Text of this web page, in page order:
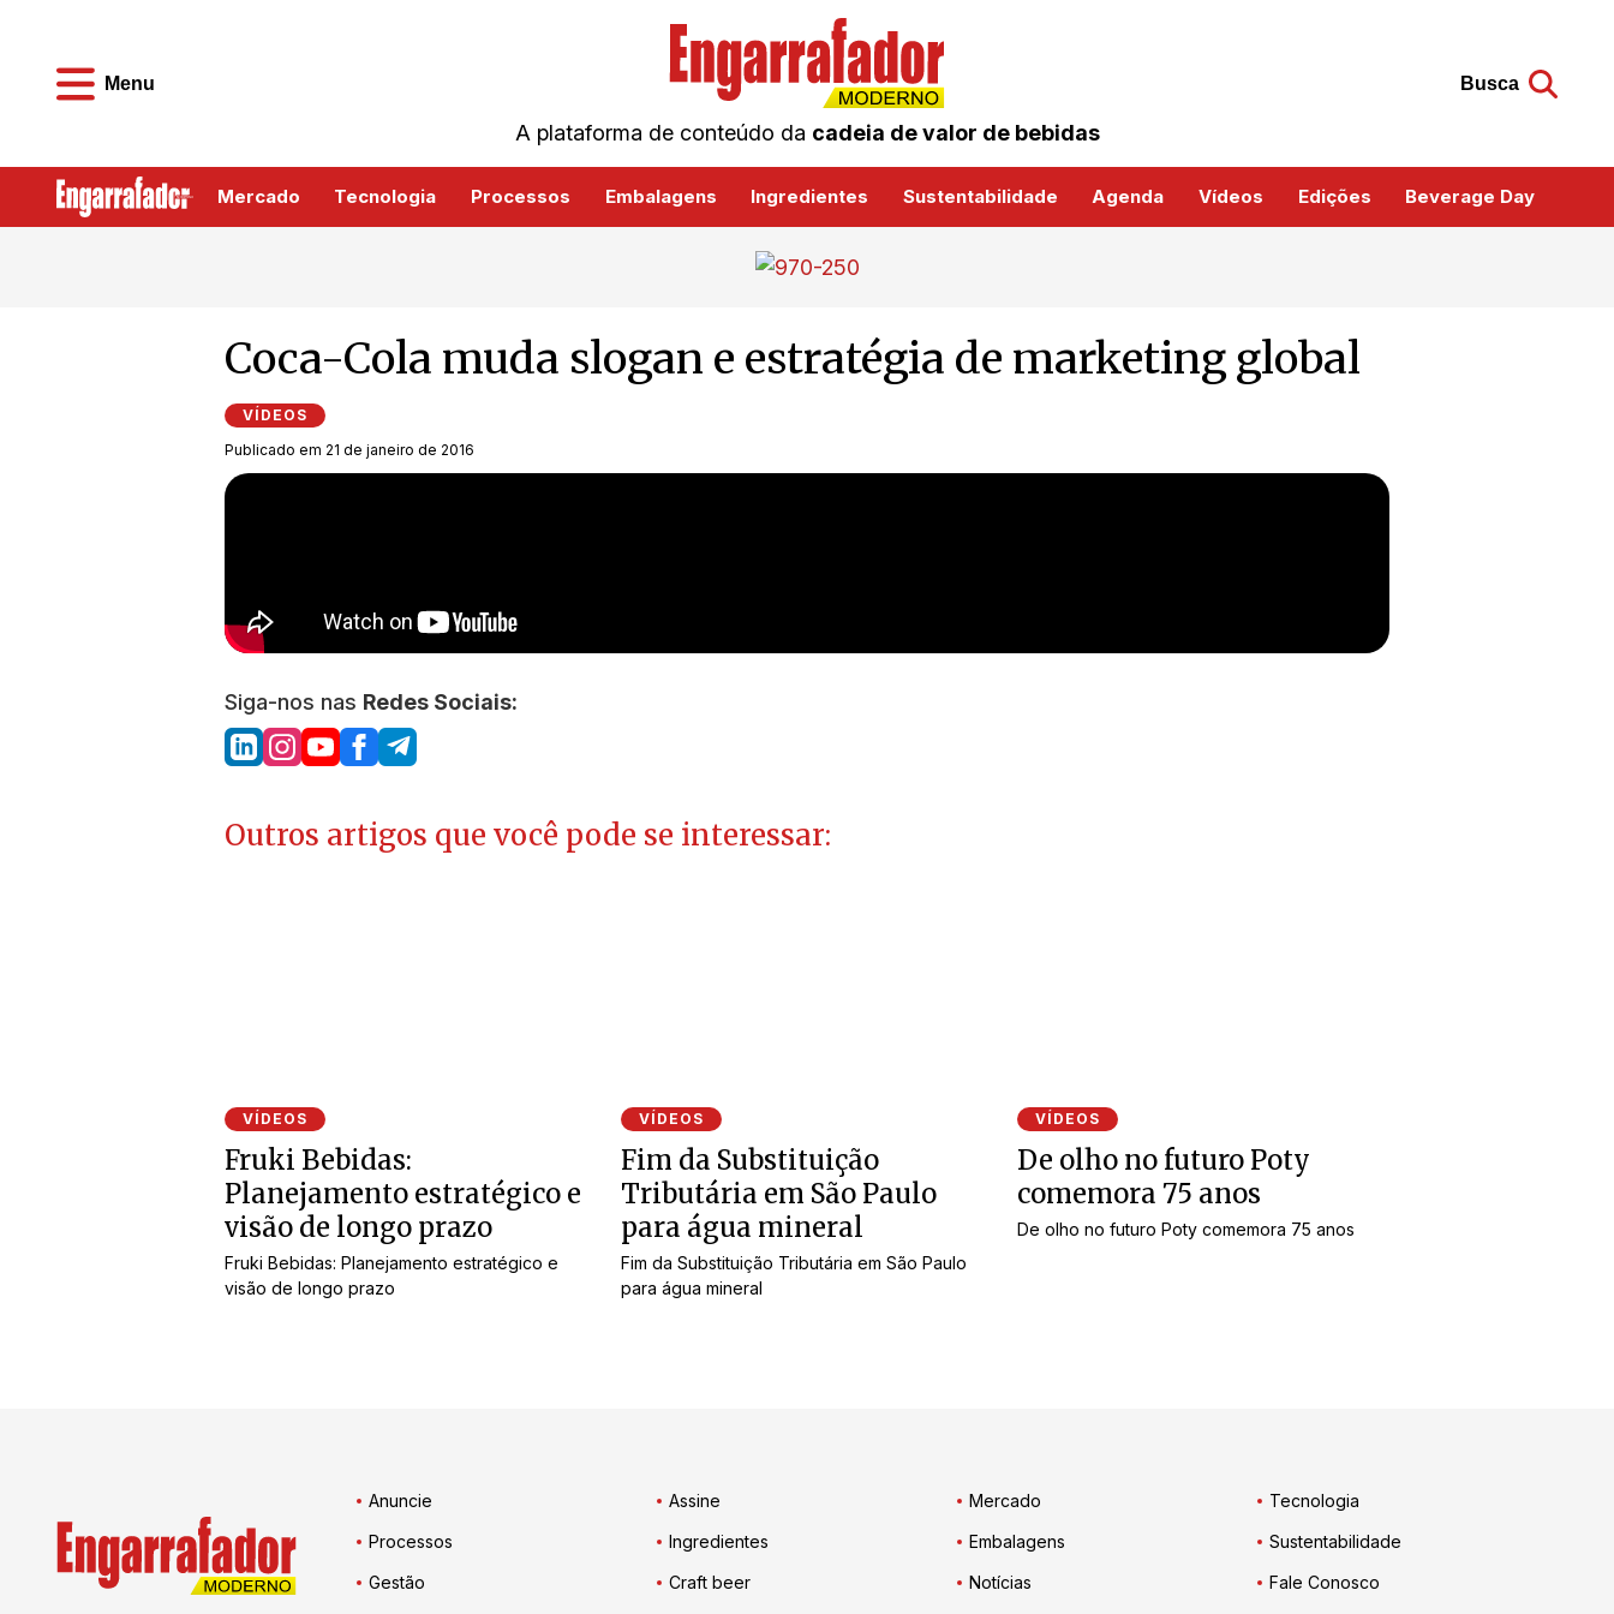
Menu
A plataforma de conteúdo da cadeia de valor de bebidas
Busca
Mercado Tecnologia Processos Embalagens Ingredientes Sustentabilidade Agenda Vídeos Edições Beverage Day
Coca-Cola muda slogan e estratégia de marketing global
VÍDEOS
Publicado em 21 de janeiro de 2016
Siga-nos nas Redes Sociais:
Outros artigos que você pode se interessar:
VÍDEOS
Fruki Bebidas:
Planejamento estratégico e
visão de longo prazo
Fruki Bebidas: Planejamento estratégico e
visão de longo prazo
VÍDEOS
Fim da Substituição
Tributária em São Paulo
para água mineral
Fim da Substituição Tributária em São Paulo
para água mineral
VÍDEOS
De olho no futuro Poty
comemora 75 anos
De olho no futuro Poty comemora 75 anos
Anuncie Assine Mercado
Tecnologia
Processos
Ingredientes Embalagens
Sustentabilidade
Gestão
Craft beer Notícias Fale Conosco